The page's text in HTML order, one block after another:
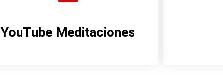
YouTube Meditaciones